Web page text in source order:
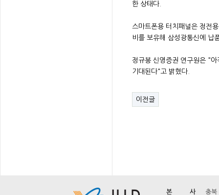
한 상태다.
스마트폰용 터치패널은 정전
비를 보유해 삼성광통신에 납
정규봉 신영증권 연구원은 "
기대된다"고 밝혔다.
이전글
본 사
충